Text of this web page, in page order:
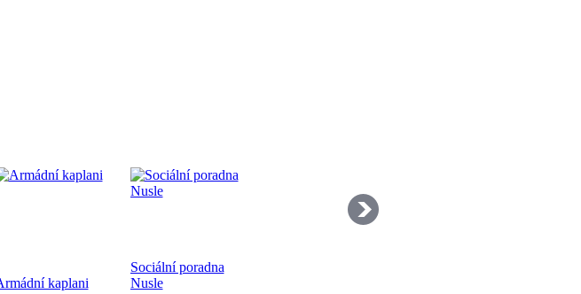
kaplani
Sociální poradna
Nusle